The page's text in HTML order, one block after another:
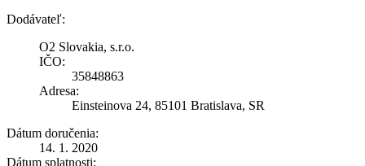
Dodávateľ:
O2 Slovakia, s.r.o.
IČO:
35848863
Adresa:
Einsteinova 24, 85101 Bratislava, SR
Dátum doručenia:
14. 1. 2020
Dátum splatnosti: